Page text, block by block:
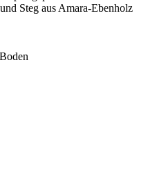
Steg aus Amara-Ebenholz